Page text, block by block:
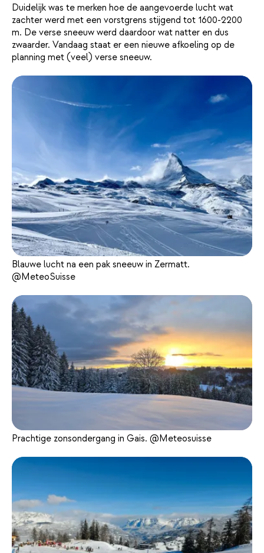
Duidelijk was te merken hoe de aangevoerde lucht wat
zachter werd met een vorstgrens stijgend tot 1600-2200
m. De verse sneeuw werd daardoor wat natter en dus
zwaarder. Vandaag staat er een nieuwe afkoeling op de
planning met (veel) verse sneeuw.
Blauwe lucht na een pak sneeuw in Zermatt.
@MeteoSuisse
Prachtige zonsondergang in Gais. @Meteosuisse